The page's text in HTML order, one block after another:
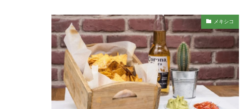
メキシコ